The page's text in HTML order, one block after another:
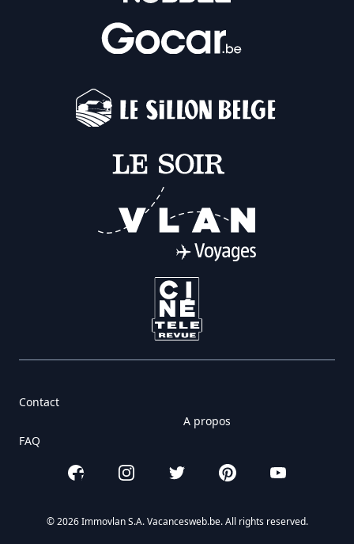
Contact
FAQ
A propos
FacebookInstagramTwitter PinterestYouTube
© 2026 Immovlan S.A. Vacancesweb.be. All rights reserved.